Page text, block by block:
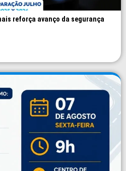
reforça avanço da segurança